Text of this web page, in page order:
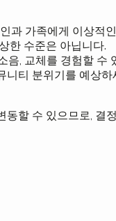
과 가족에게 이상적
한 수준은 아닙니다.
음, 교체를 경험할 수
티 분위기를 예상
할 수 있으므로, 결